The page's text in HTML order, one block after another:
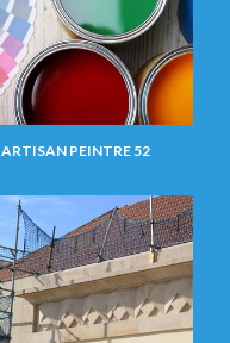
ARTISAN PEINTRE 52